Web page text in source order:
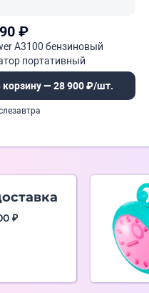
₽
A3100 бензиновый
портативный
корзину — 28 900 ₽/шт.
₽